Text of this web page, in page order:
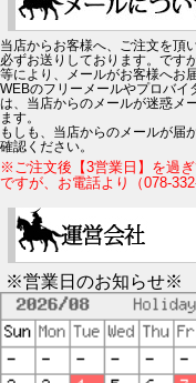
当店からお客様へ、ご注文を頂
必ずお送りしております。です
等により、メールがお客様へお
WEBのフリーメールやプロバ
は、当店からのメールが迷惑メ
ます。
もしも、当店からのメールが届
確認ください。
※ご注文後【3営業日】を過
ですが、お電話より（078-
※営業日のお知らせ※